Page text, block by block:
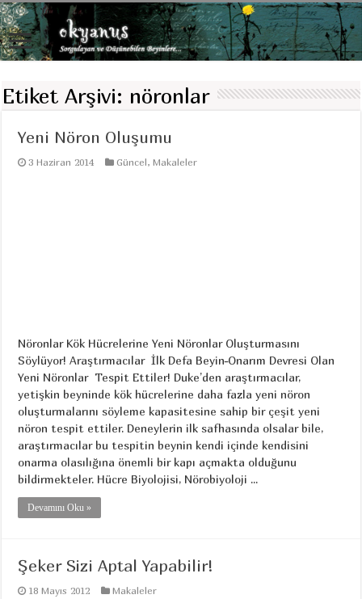
Etiket Arşivi: nöronlar
Yeni Nöron Oluşumu
3 Haziran 2014 Güncel,Makaleler
Nöronlar Kök Hücrelerine Yeni Nöronlar Oluşturmasını
Söylüyor! Araştırmacılar İlk Defa Beyin-Onarım Devresi Olan
Yeni Nöronlar Tespit Ettiler! Duke’den araştırmacılar,
yetişkin beyninde kök hücrelerine daha fazla yeni nöron
oluşturmalarını söyleme kapasitesine sahip bir çeşit yeni
nöron tespit ettiler. Deneylerin ilk safhasında olsalar bile,
araştırmacılar bu tespitin beynin kendi içinde kendisini
onarma olasılığına önemli bir kapı açmakta olduğunu
bildirmekteler. Hücre Biyolojisi, Nörobiyoloji ...
Devamını Oku »
Şeker Sizi Aptal Yapabilir!
18 Mayıs 2012 Makaleler